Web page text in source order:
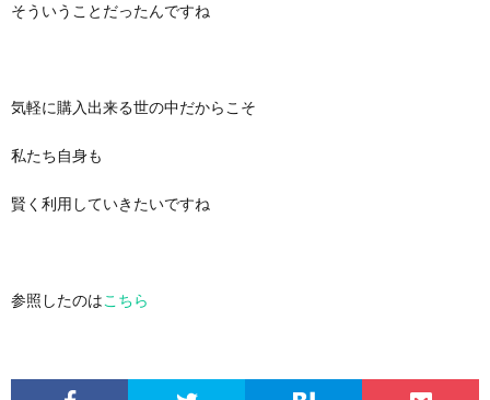
そういうことだったんですね
気軽に購入出来る世の中だからこそ
私たち自身も
賢く利用していきたいですね
参照したのはこちら